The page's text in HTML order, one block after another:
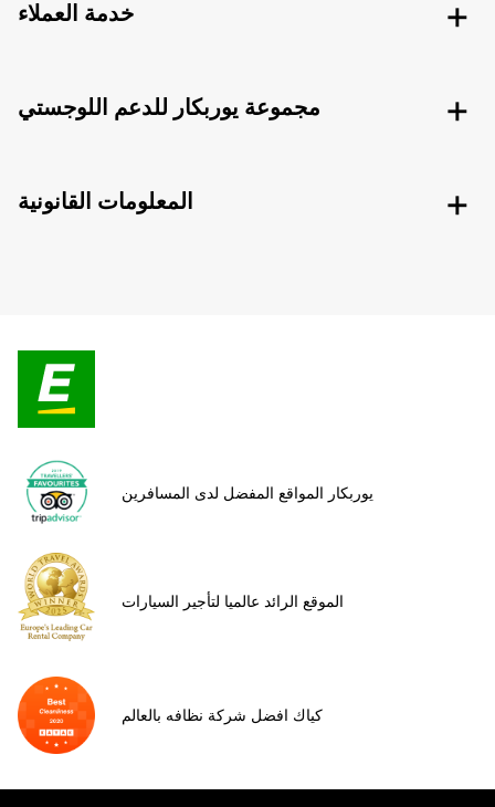
خدمة العملاء
مجموعة يوربكار للدعم اللوجستي
المعلومات القانونية
يوربكار المواقع المفضل لدى المسافرين
الموقع الرائد عالميا لتأجير السيارات
كياك افضل شركة نظافه بالعالم